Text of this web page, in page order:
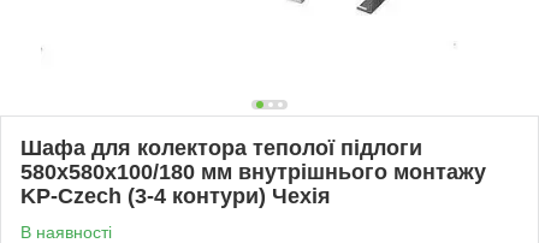
Шафа для колектора теполої підлоги
580x580x100/180 мм внутрішнього монтажу
KP-Czech (3-4 контури) Чехія
В наявності